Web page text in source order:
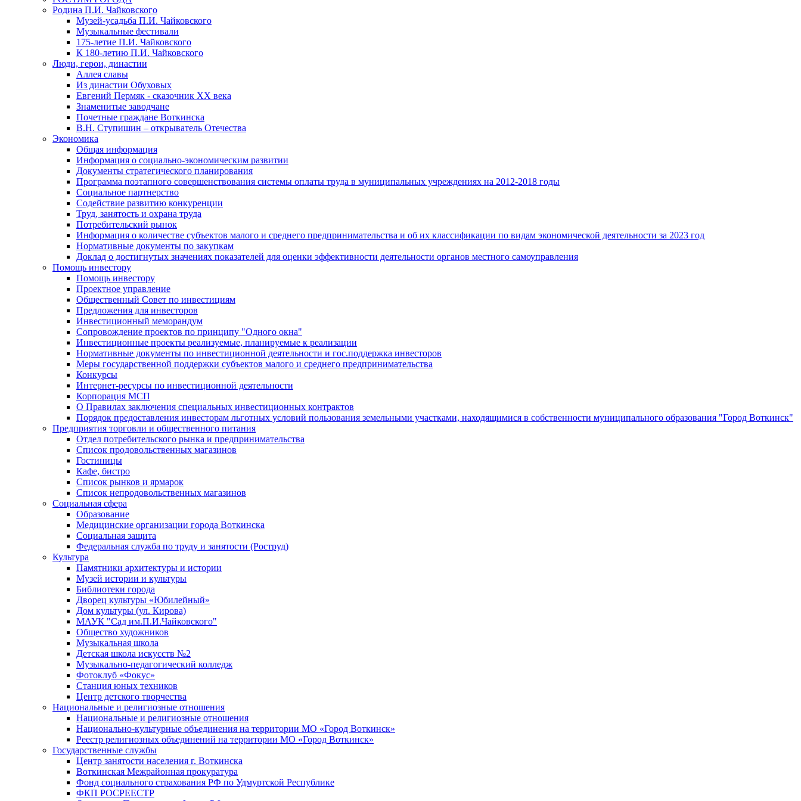
Родина П.И. Чайковского
Музей-усадьба П.И. Чайковского
Музыкальные фестивали
175-летие П.И. Чайковского
К 180-летию П.И. Чайковского
Люди, герои, династии
Аллея славы
Из династии Обуховых
Евгений Пермяк - сказочник XX века
Знаменитые заводчане
Почетные граждане Воткинска
В.Н. Ступишин – открыватель Отечества
Экономика
Общая информация
Информация о социально-экономическим развитии
Документы стратегического планирования
Программа поэтапного совершенствования системы оплаты труда в муниципальных учреждениях на 2012-2018 годы
Социальное партнерство
Содействие развитию конкуренции
Труд, занятость и охрана труда
Потребительский рынок
Информация о количестве субъектов малого и среднего предпринимательства и об их классификации по видам экономической деятельности за 2023 год
Нормативные документы по закупкам
Доклад о достигнутых значениях показателей для оценки эффективности деятельности органов местного самоуправления
Помощь инвестору
Помощь инвестору
Проектное управление
Общественный Совет по инвестициям
Предложения для инвесторов
Инвестиционный меморандум
Сопровождение проектов по принципу "Oдного окна"
Инвестиционные проекты реализуемые, планируемые к реализации
Нормативные документы по инвестиционной деятельности и гос.поддержка инвесторов
Меры государственной поддержки субъектов малого и среднего предпринимательства
Конкурсы
Интернет-ресурсы по инвестиционной деятельности
Корпорация МСП
О Правилах заключения специальных инвестиционных контрактов
Порядок предоставления инвесторам льготных условий пользования земельными участками, находящимися в собственности муниципального образования "Город Воткинск"
Предприятия торговли и общественного питания
Отдел потребительского рынка и предпринимательства
Список продовольственных магазинов
Гостиницы
Кафе, бистро
Cписок рынков и ярмарок
Список непродовольственных магазинов
Социальная сфера
Образование
Медицинские организации города Воткинска
Социальная защита
Федеральная служба по труду и занятости (Роструд)
Культура
Памятники архитектуры и истории
Музей истории и культуры
Библиотеки города
Дворец культуры «Юбилейный»
Дом культуры (ул. Кирова)
МАУК "Сад им.П.И.Чайковского"
Общество художников
Музыкальная школа
Детская школа искусств №2
Музыкально-педагогический колледж
Фотоклуб «Фокус»
Станция юных техников
Центр детского творчества
Национальные и религиозные отношения
Национальные и религиозные отношения
Национально-культурные объединения на территории МО «Город Воткинск»
Реестр религиозных объединений на территории МО «Город Воткинск»
Государственные службы
Центр занятости населения г. Воткинска
Воткинская Межрайонная прокуратура
Фонд социального страхования РФ по Удмуртской Республике
ФКП РОСРЕЕСТР